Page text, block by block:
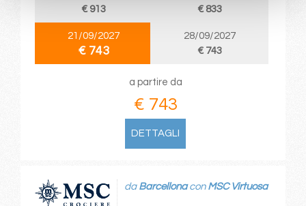
€ 913
€ 833
21/09/2027
€ 743
28/09/2027
€ 743
a partire da
€ 743
DETTAGLI
da Barcellonacon MSC Virtuosa